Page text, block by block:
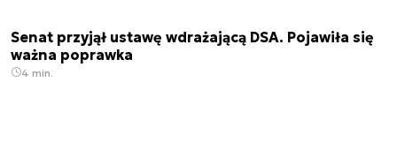
Senat przyjął ustawę wdrażającą DSA. Pojawiła się
ważna poprawka
4 min.